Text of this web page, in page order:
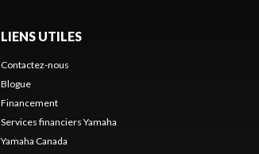
LIENS UTILES
Contactez-nous
Blogue
Financement
Services financiers Yamaha
Yamaha Canada